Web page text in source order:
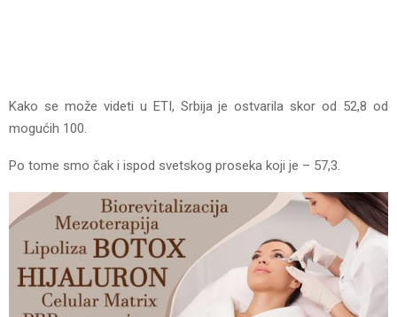
Kako se može videti u ETI, Srbija je ostvarila skor od 52,8 od
mogućih 100.
Po tome smo čak i ispod svetskog proseka koji je – 57,3.